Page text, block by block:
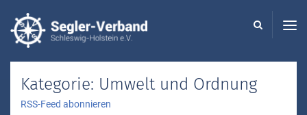
Kategorie: Umwelt und Ordnung
RSS-Feed abonnieren